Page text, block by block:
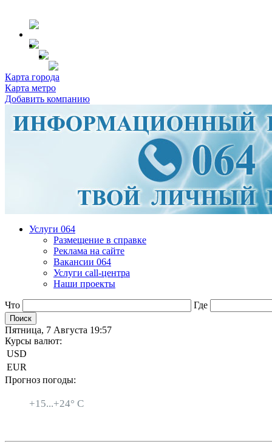
Карта города
Карта метро
Добавить компанию
Услуги 064
Размещение в справке
Реклама на сайте
Вакансии 064
Услуги call-центра
Наши проекты
Что Где
Пятница, 7 Августа 19:57
Курсы валют:
USD
EUR
Прогноз погоды:
+15...+24° C